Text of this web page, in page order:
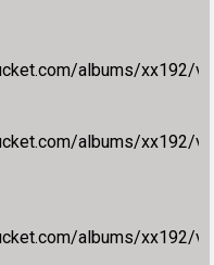
albums/xx192/
albums/xx192/
albums/xx192/